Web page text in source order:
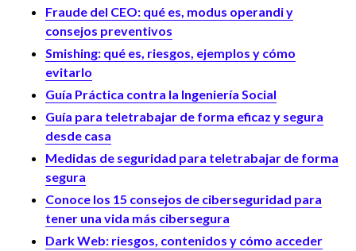
Fraude del CEO: qué es, modus operandi y
consejos preventivos
Smishing: qué es, riesgos, ejemplos y cómo
evitarlo
Guía Práctica contra la Ingeniería Social
Guía para teletrabajar de forma eficaz y segura
desde casa
Medidas de seguridad para teletrabajar de forma
segura
Conoce los 15 consejos de ciberseguridad para
tener una vida más cibersegura
Dark Web: riesgos, contenidos y cómo acceder